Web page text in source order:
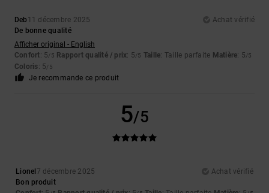
Deb 11 décembre 2025
Achat vérifié
De bonne qualité
Afficher original - English
Confort: 5/5 Rapport qualité / prix: 5/5 Taille: Taille parfaite Matière: 5/5
Coloris: 5/5
Je recommande ce produit
5/5
Lionel 7 décembre 2025
Achat vérifié
Bon produit